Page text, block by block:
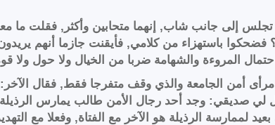
إلى جانب شاب, إنهما متحابين وأكثر, فقلت ما
باستهزاء من كلامي, فأيقنت جازما أنهم
المروءة والشهامة ضربا من الخيال ولا حول ولا قوة
أمن الجامعة والذي وقف متفرجا فقط, فقال الآخر:
صديقي: وجد أحد رجال الأمن طالب يمارس الرذيلة
لممارسة الرذيلة هو الآخر مع الفتاة, وفعلا مع